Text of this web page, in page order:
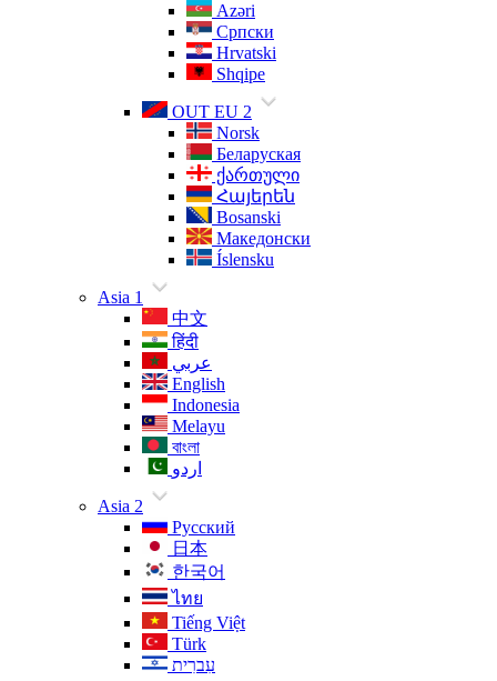
Azəri
Српски
Hrvatski
Shqipe
OUT EU 2
Norsk
Беларуская
ქართული
Հայերեն
Bosanski
Македонски
Íslensku
Asia 1
中文
हिंदी
عربي
English
Indonesia
Melayu
বাংলা
اردو
Asia 2
Русский
日本
한국어
ไทย
Tiếng Việt
Türk
עִברִית